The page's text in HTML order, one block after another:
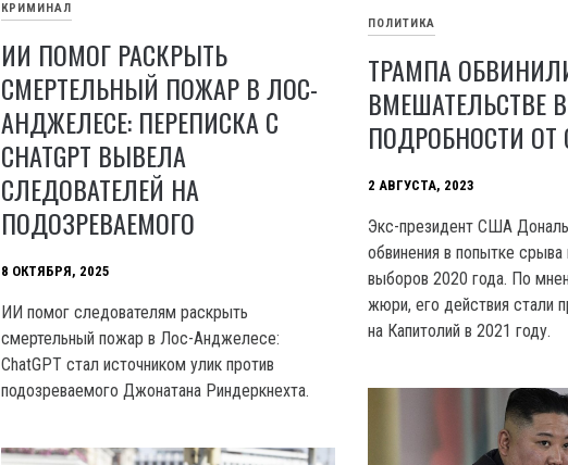
КРИМИНАЛ
ИИ ПОМОГ РАСКРЫТЬ
СМЕРТЕЛЬНЫЙ ПОЖАР В ЛОС-
АНДЖЕЛЕСЕ: ПЕРЕПИСКА С
CHATGPT ВЫВЕЛА
СЛЕДОВАТЕЛЕЙ НА
ПОДОЗРЕВАЕМОГО
8 ОКТЯБРЯ, 2025
ИИ помог следователям раскрыть
смертельный пожар в Лос-Анджелесе:
ChatGPT стал источником улик против
подозреваемого Джонатана Риндеркнехта.
ПОЛИТИКА
ТРАМПА
ВМЕШАТЕЛЬСТВЕ
ПОДРОБНОСТИ ОТ
2 АВГУСТА, 2023
Экс-президент США
обвинения в попытке срыва
выборов 2020 года. По
жюри, его действия стали
на Капитолий в 2021 году.